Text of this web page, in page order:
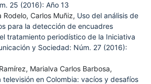
25 (2016): Año 13
Rodelo, Carlos Muñiz, Uso del análisis de
para la detección de encuadres
tratamiento periodístico de la Iniciativa
y Sociedad: Núm. 27 (2016):
Marialva Carlos Barbosa,
televisión en Colombia: vacíos y desafíos